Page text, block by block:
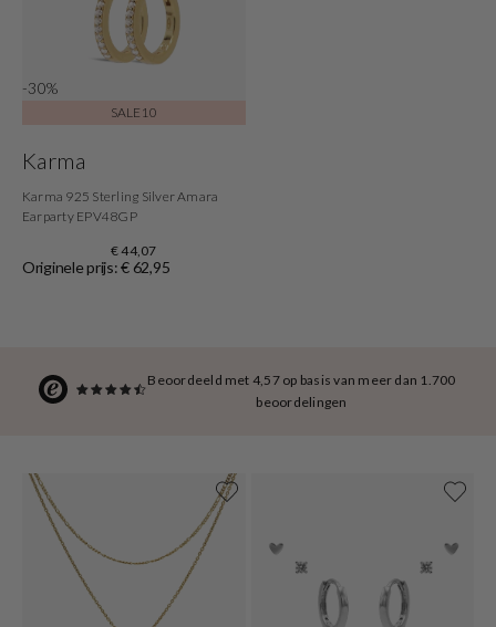
Beoordeeld met 4,57 op basis van meer dan 1.700
beoordelingen
-30%
SALE10
Karma
Karma 925 Sterling Silver Amara
Earparty EPV48GP
€ 44,07
Originele prijs: € 62,95